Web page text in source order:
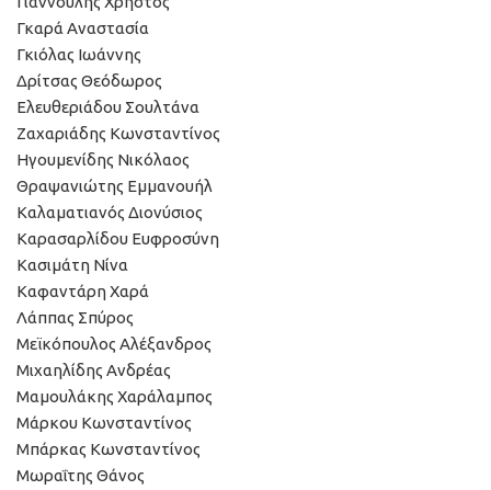
Γκαρά Αναστασία
Γκιόλας Ιωάννης
Δρίτσας Θεόδωρος
Ελευθεριάδου Σουλτάνα
Ζαχαριάδης Κωνσταντίνος
Ηγουμενίδης Νικόλαος
Θραψανιώτης Εμμανουήλ
Καλαματιανός Διονύσιος
Καρασαρλίδου Ευφροσύνη
Κασιμάτη Νίνα
Καφαντάρη Χαρά
Λάππας Σπύρος
Μεϊκόπουλος Αλέξανδρος
Μιχαηλίδης Ανδρέας
Μαμουλάκης Χαράλαμπος
Μάρκου Κωνσταντίνος
Μπάρκας Κωνσταντίνος
Μωραΐτης Θάνος